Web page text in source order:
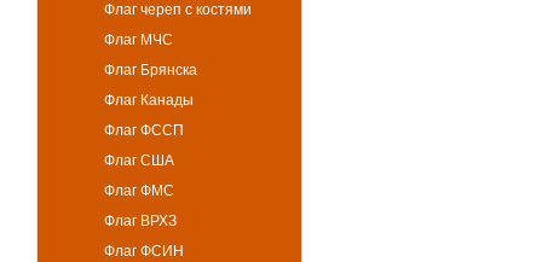
Флаг череп с костями
Флаг МЧС
Флаг Брянска
Флаг Канады
Флаг ФССП
Флаг США
Флаг ФМС
Флаг ВРХЗ
Флаг ФСИН